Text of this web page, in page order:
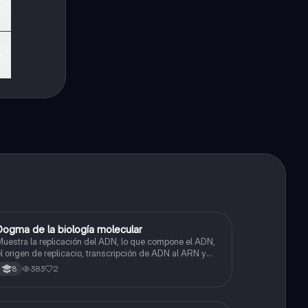
Biologiade la biología molecular
la replicación del ADN, lo que compone el ADN,
origen de replicacio, transcripción de ADN al ARN y
traducción de ARN a proteína.
8 383 2